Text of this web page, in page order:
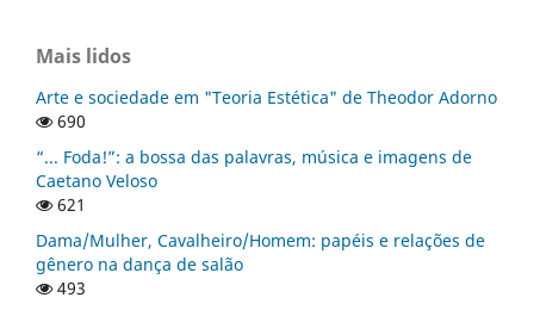
Mais lidos
Arte e sociedade em "Teoria Estética" de Theodor Adorno
690
“... Foda!”: a bossa das palavras, música e imagens de
Caetano Veloso
621
Dama/Mulher, Cavalheiro/Homem: papéis e relações de
gênero na dança de salão
493